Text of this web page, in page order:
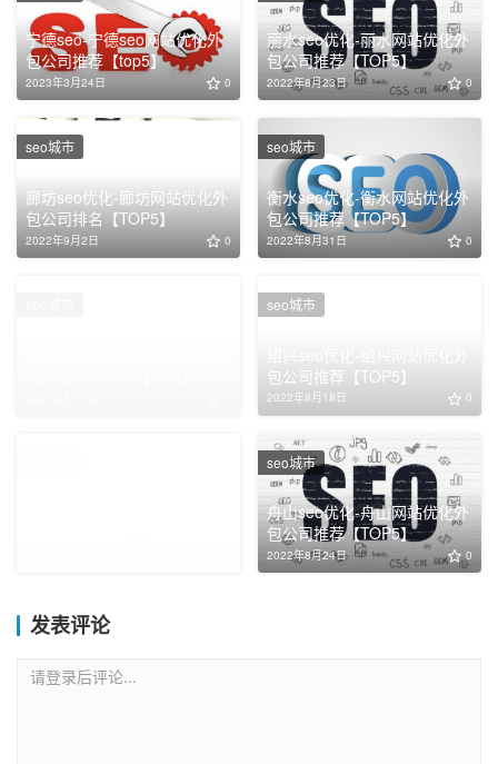
宁德seo-宁德seo网站优化外
包公司推荐【top5】
2023年3月24日 0
丽水seo优化-丽水网站优化外
包公司推荐【TOP5】
2022年8月23日 0
廊坊seo优化-廊坊网站优化外
包公司排名【TOP5】
2022年9月2日 0
seo城市
衡水seo优化-衡水网站优化外
包公司推荐【TOP5】
2022年8月31日 0
seo城市
包公司推荐【TOP5】
2022年8月18日 0
seo城市
舟山seo优化-舟山网站优化外
包公司推荐【TOP5】
2022年8月24日 0
seo城市
发表评论
请登录后评论...